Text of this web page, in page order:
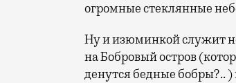
огромные стеклянные
Ну и изюминкой служит
на Бобровый остров
денутся бедные бобры?..